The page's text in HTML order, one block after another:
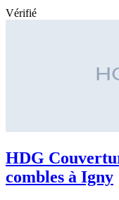
Vérifié
HDG
combles à Igny